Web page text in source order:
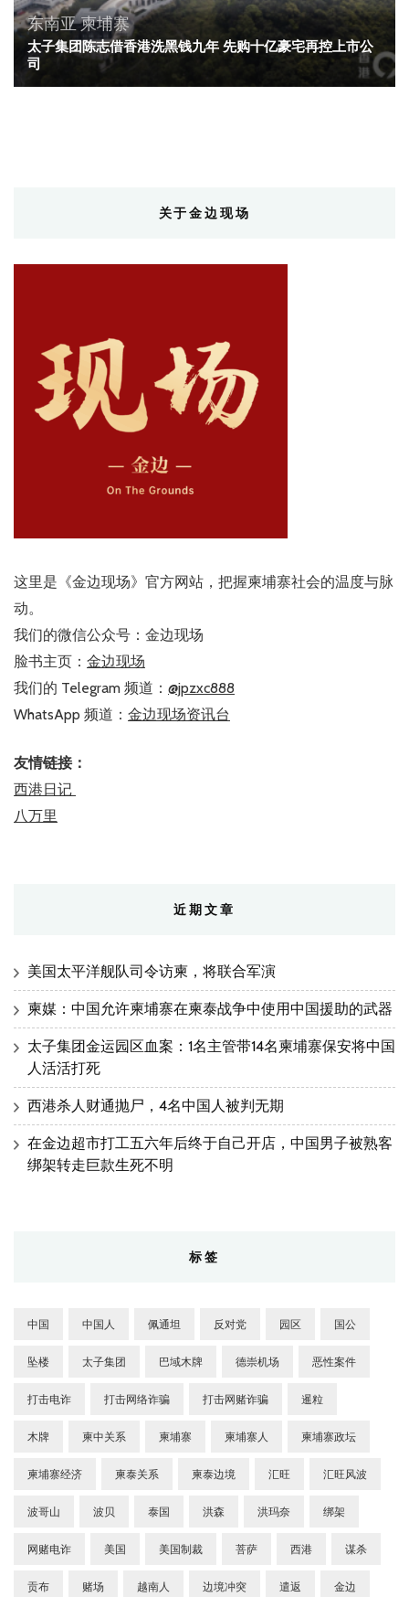
东南亚柬埔寨
太子集团陈志借香港洗黑钱九年 先购十亿豪宅再控上市公
司
关于金边现场
这里是《金边现场》官方网站，把握柬埔寨社会的温度与脉
动。
我们的微信公众号：金边现场
脸书主页： 金边现场
我们的 Telegram 频道： @jpzxc888
WhatsApp 频道： 金边现场资讯台
友情链接：
西港日记
八万里
近期文章
美国太平洋舰队司令访柬，将联合军演
柬媒：中国允许柬埔寨在柬泰战争中使用中国援助的武器
太子集团金运园区血案：1名主管带14名柬埔寨保安将中国
人活活打死
西港杀人财通抛尸，4名中国人被判无期
在金边超市打工五六年后终于自己开店，中国男子被熟客
绑架转走巨款生死不明
标签
中国 中国人 佩通坦 反对党 园区 国公
坠楼 太子集团 巴域木牌 德崇机场 恶性案件
打击电诈 打击网络诈骗 打击网赌诈骗 暹粒
木牌 柬中关系 柬埔寨 柬埔寨人 柬埔寨政坛
柬埔寨经济 柬泰关系 柬泰边境 汇旺 汇旺风波
波哥山 波贝 泰国 洪森 洪玛奈 绑架
网赌电诈 美国 美国制裁 菩萨 西港 谋杀
贡布 赌场 越南人 边境冲突 遣返 金边